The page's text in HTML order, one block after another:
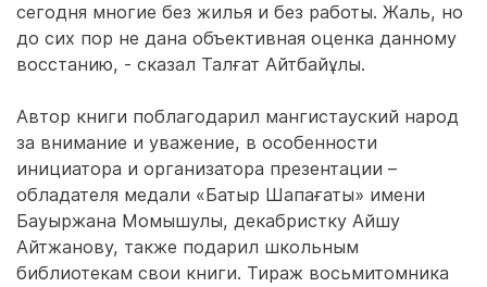
сегодня многие без жилья и без работы. Жаль, но
до сих пор не дана объективная оценка данному
восстанию, - сказал Талғат Айтбайұлы.
Автор книги поблагодарил мангистауский народ
за внимание и уважение, в особенности
инициатора и организатора презентации –
обладателя медали «Батыр Шапағаты» имени
Бауыржана Момышулы, декабристку Айшу
Айтжанову, также подарил школьным
библиотекам свои книги. Тираж восьмитомника